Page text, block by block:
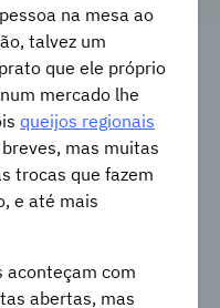
na mesa ao
talvez um
que ele próprio
mercado lhe
queijos regionais
mas muitas
trocas que fazem
e até mais
aconteçam com
abertas, mas